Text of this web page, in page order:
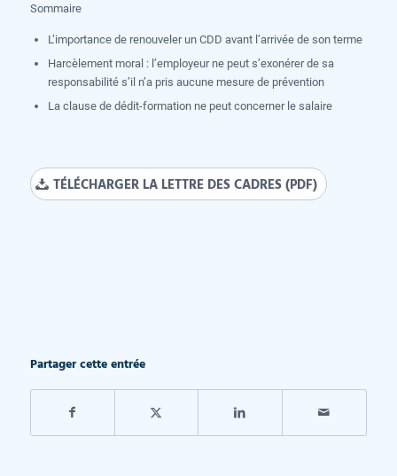
Sommaire
L’importance de renouveler un CDD avant l’arrivée de son terme
Harcèlement moral : l’employeur ne peut s’exonérer de sa
responsabilité s’il n’a pris aucune mesure de prévention
La clause de dédit-formation ne peut concerner le salaire
TÉLÉCHARGER LA LETTRE DES CADRES (PDF)
Partager cette entrée